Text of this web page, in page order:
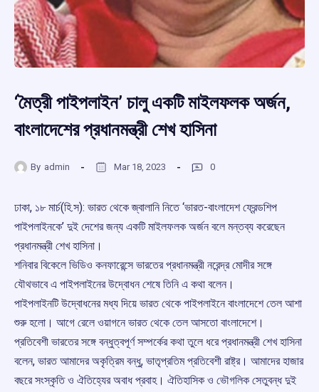
‘মৈত্রী পাইপলাইন’ চালু একটি মাইলফলক অর্জন,
বাংলাদেশের প্রধানমন্ত্রী শেখ হাসিনা
By admin Mar 18, 2023 0
ঢাকা, ১৮ মার্চ(হি.স): ভারত থেকে জ্বালানি নিতে ‘ভারত-বাংলাদেশ ফ্রেন্ডশিপ
পাইপলাইনকে’ দুই দেশের জন্য একটি মাইলফলক অর্জন বলে মন্তব্য করেছেন
প্রধানমন্ত্রী শেখ হাসিনা।
শনিবার বিকেলে ভিডিও কনফারেন্সে ভারতের প্রধানমন্ত্রী নরেন্দ্র মোদীর সঙ্গে
যৌথভাবে এ পাইপলাইনের উদ্বোধন শেষে তিনি এ কথা বলেন।
পাইপলাইনটি উদ্বোধনের মধ্য দিয়ে ভারত থেকে পাইপলাইনে বাংলাদেশে তেল আশা
শুরু হলো। আগে রেলে ওয়াগনে ভারত থেকে তেল আসতো বাংলাদেশে।
প্রতিবেশী ভারতের সঙ্গে বন্ধুত্বপূর্ণ সম্পর্কের কথা তুলে ধরে প্রধানমন্ত্রী শেখ হাসিনা
বলেন, ভারত আমাদের অকৃত্রিম বন্ধু, ভাতৃপ্রতিম প্রতিবেশী রাষ্ট্র। আমাদের হাজার
বছরে সংস্কৃতি ও ঐতিহ্যের অবাধ প্রবাহ। ঐতিহাসিক ও ভৌগলিক সেতুবন্ধ দুই